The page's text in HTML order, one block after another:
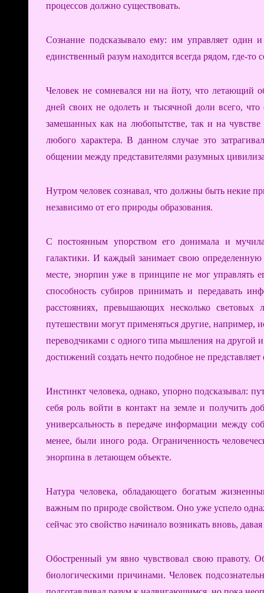
процессов должно существовать.
Сознание подсказывало ему: им управляет один
единственный разум находится всегда рядом, где-то
Человек не сомневался ни на йоту, что летающий
дней своих не одолеть и тысячной доли всего,
замешанных как на любопытстве, так и на
любого характера. В данном случае это
общении между представителями разумных
Нутром человек сознавал, что должны быть некие
независимо от его природы образования.
С постоянным упорством его донимала и
галактики. И каждый занимает свою
месте, энорпин уже в принципе не мог управлять
способность субиров принимать и передавать
расстояниях, превышающих несколько световых
путешествии могут применяться другие, например,
переводчиками с одного типа мышления на другой
достижений создать нечто подобное не
Инстинкт человека, однако, упорно подсказывал:
себя роль войти в контакт на земле и получить
универсальность в передаче информации между
менее, были иного рода. Ограниченность
энорпина в летающем объекте.
Натура человека, обладающего богатым
важным по природе свойством. Оно уже успело
сейчас это свойство начинало возникать вновь,
Обостренный ум явно чувствовал свою правоту.
биологическими причинами. Человек